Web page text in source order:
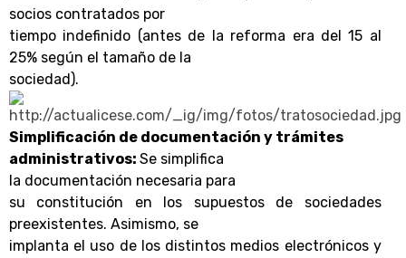
socios contratados por
tiempo indefinido (antes de la reforma era del 15 al
25% según el tamaño de la
sociedad).
Simplificación de documentación y trámites
administrativos: Se simplifica
la documentación necesaria para
su constitución en los supuestos de sociedades
preexistentes. Asimismo, se
implanta el uso de los distintos medios electrónicos y